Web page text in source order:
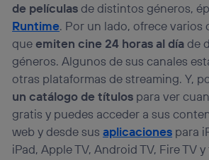
de películasde distintos géneros,
Runtime. Por un lado, ofrece varios
queemiten cine 24 horas al díade
géneros. Algunos de sus canales
otras plataformas de streaming. Y,
un catálogo de títulos para ver
gratis y puedes acceder a sus
web y desde susaplicaciones para
iPad, Apple TV, Android TV, Fire TV